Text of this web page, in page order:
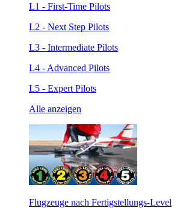
L1 - First-Time Pilots
L2 - Next Step Pilots
L3 - Intermediate Pilots
L4 - Advanced Pilots
L5 - Expert Pilots
Alle anzeigen
Flugzeuge nach Fertigstellungs-Level